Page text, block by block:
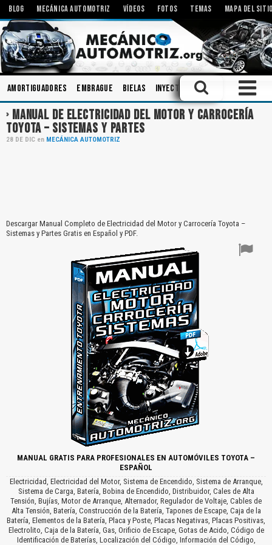
BLOG MECÁNICA AUTOMOTRIZ VÍDEOS FOTOS TEMAS MAPA DEL
Amortiguadores Embrague Bielas Inyectores Carrocerias
MANUAL DE ELECTRICIDAD DEL MOTOR Y CARROCERÍA
TOYOTA – SISTEMAS Y PARTES
28 DE DIC en MECÁNICA AUTOMOTRIZ
Descargar Manual Completo de Electricidad del Motor y Carrocería Toyota –
Sistemas y Partes Gratis en Español y PDF.
MANUAL GRATIS PARA PROFESIONALES EN AUTOMÓVILES TOYOTA –
ESPAÑOL
Electricidad, Electricidad del Motor, Sistema de Encendido, Sistema de Arranque,
Sistema de Carga, Batería, Bobina de Encendido, Distribuidor, Cales de Alta
Tensión, Bujías, Motor de Arranque, Alternador, Regulador de Voltaje, Cables de
Alta Tensión, Batería, Construcción de la Batería, Tapones de Escape, Caja de la
Batería, Elementos de la Batería, Placa y Poste, Placas Negativas, Placas Positivas,
Electrolito, Caja de la Batería, Gas, Orificio de Escape, Gotas de Acido, Código de
Identificación de Baterías, Localización del Código, Información del Código,